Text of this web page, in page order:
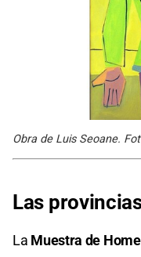
Obra de Luis Seoane.
Las
La Muestra de